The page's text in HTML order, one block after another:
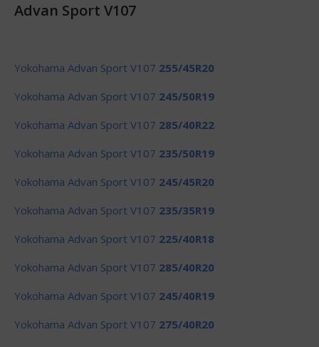
Advan Sport V107
Yokohama Advan Sport V107 255/45R20
Yokohama Advan Sport V107 245/50R19
Yokohama Advan Sport V107 285/40R22
Yokohama Advan Sport V107 235/50R19
Yokohama Advan Sport V107 245/45R20
Yokohama Advan Sport V107 235/35R19
Yokohama Advan Sport V107 225/40R18
Yokohama Advan Sport V107 285/40R20
Yokohama Advan Sport V107 245/40R19
Yokohama Advan Sport V107 275/40R20